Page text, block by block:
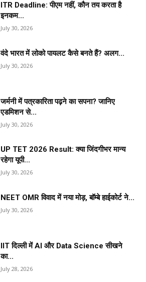
ITR Deadline: पीएम नहीं, कौन तय करता है
इनकम...
July 30, 2026
वंदे भारत में लोको पायलट कैसे बनते हैं? अलग...
July 30, 2026
जर्मनी में पत्रकारिता पढ़ने का सपना? जानिए
एडमिशन से...
July 30, 2026
UP TET 2026 Result: क्या जिंदगीभर मान्य
रहेगा यूपी...
July 30, 2026
NEET OMR विवाद में नया मोड़, बॉम्बे हाईकोर्ट ने...
July 30, 2026
IIT दिल्ली में AI और Data Science सीखने
का...
July 28, 2026